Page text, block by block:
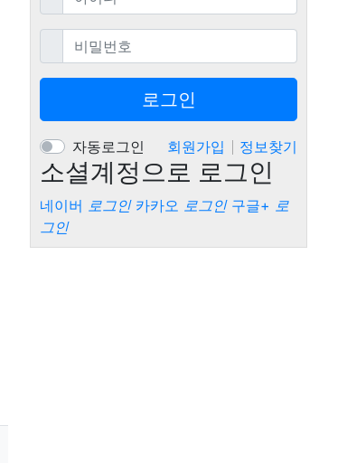
비밀번호필수
로그인
자동로그인 회원가입 정보찾기
소셜계정으로 로그인
네이버 로그인 카카오 로그인 구글+ 로
그인